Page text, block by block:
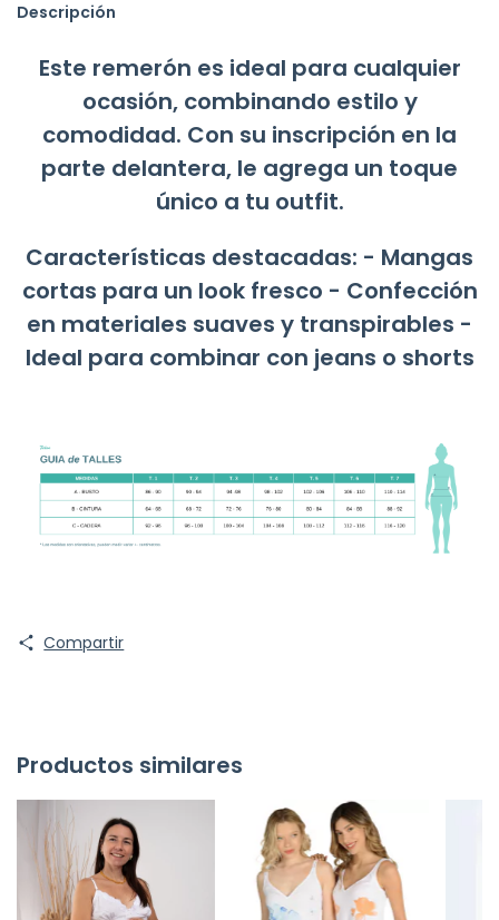
Descripción
Este remerón es ideal para cualquier
ocasión, combinando estilo y
comodidad. Con su inscripción en la
parte delantera, le agrega un toque
único a tu outfit.
Características destacadas: - Mangas
cortas para un look fresco - Confección
en materiales suaves y transpirables -
Ideal para combinar con jeans o shorts
Compartir
Productos similares